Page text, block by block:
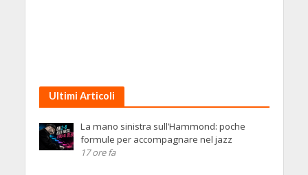
Ultimi Articoli
La mano sinistra sull’Hammond: poche
formule per accompagnare nel jazz
17 ore fa